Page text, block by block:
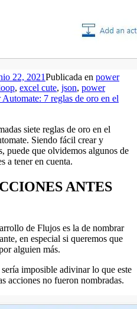
22, 2021Publicada en power
, excel cute, json, power
Automate: 7 reglas de oro en el
siete reglas de oro en el
Siendo fácil crear y
puede que olvidemos algunos de
a tener en cuenta.
ANTES
de Flujos es la de nombrar
en especial si queremos que
alguien más.
imposible adivinar lo que este
acciones no fueron nombradas.